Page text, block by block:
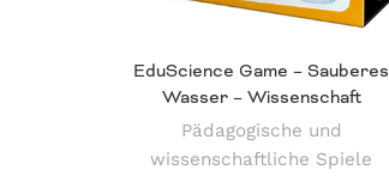
EduScience Game – Sauberes
Wasser – Wissenschaft
Pädagogische und
wissenschaftliche Spiele